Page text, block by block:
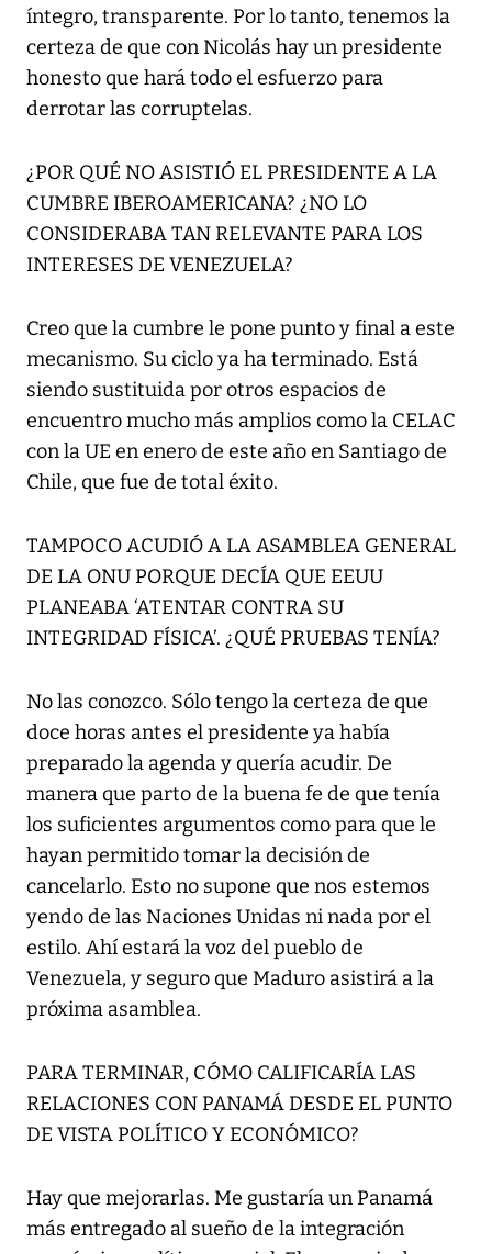
íntegro, transparente. Por lo tanto, tenemos la
certeza de que con Nicolás hay un presidente
honesto que hará todo el esfuerzo para
derrotar las corruptelas.
¿POR QUÉ NO ASISTIÓ EL PRESIDENTE A LA
CUMBRE IBEROAMERICANA? ¿NO LO
CONSIDERABA TAN RELEVANTE PARA LOS
INTERESES DE VENEZUELA?
Creo que la cumbre le pone punto y final a este
mecanismo. Su ciclo ya ha terminado. Está
siendo sustituida por otros espacios de
encuentro mucho más amplios como la CELAC
con la UE en enero de este año en Santiago de
Chile, que fue de total éxito.
TAMPOCO ACUDIÓ A LA ASAMBLEA GENERAL
DE LA ONU PORQUE DECÍA QUE EEUU
PLANEABA ‘ATENTAR CONTRA SU
INTEGRIDAD FÍSICA’. ¿QUÉ PRUEBAS TENÍA?
No las conozco. Sólo tengo la certeza de que
doce horas antes el presidente ya había
preparado la agenda y quería acudir. De
manera que parto de la buena fe de que tenía
los suficientes argumentos como para que le
hayan permitido tomar la decisión de
cancelarlo. Esto no supone que nos estemos
yendo de las Naciones Unidas ni nada por el
estilo. Ahí estará la voz del pueblo de
Venezuela, y seguro que Maduro asistirá a la
próxima asamblea.
PARA TERMINAR, CÓMO CALIFICARÍA LAS
RELACIONES CON PANAMÁ DESDE EL PUNTO
DE VISTA POLÍTICO Y ECONÓMICO?
Hay que mejorarlas. Me gustaría un Panamá
más entregado al sueño de la integración